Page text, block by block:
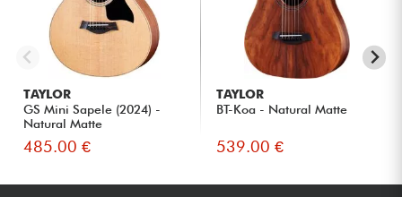
TAYLOR
GS Mini Sapele (2024) -
Natural Matte
485.00 €
TAYLOR
BT-Koa - Natural Matte
539.00 €